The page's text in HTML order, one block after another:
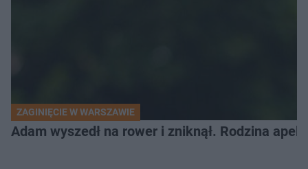
ZAGINIĘCIE W WARSZAWIE
Adam wyszedł na rower i zniknął. Rodzina